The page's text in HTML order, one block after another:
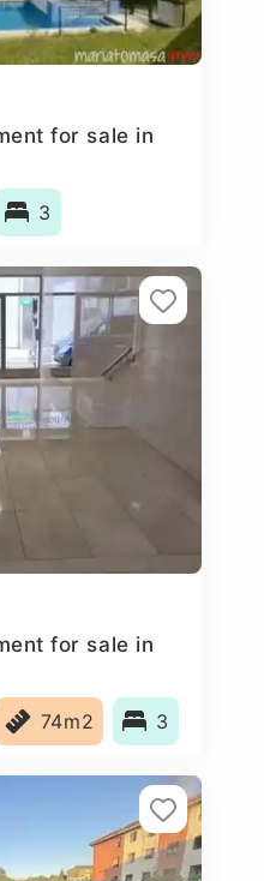
for sale in
3
for sale in
74m2 3